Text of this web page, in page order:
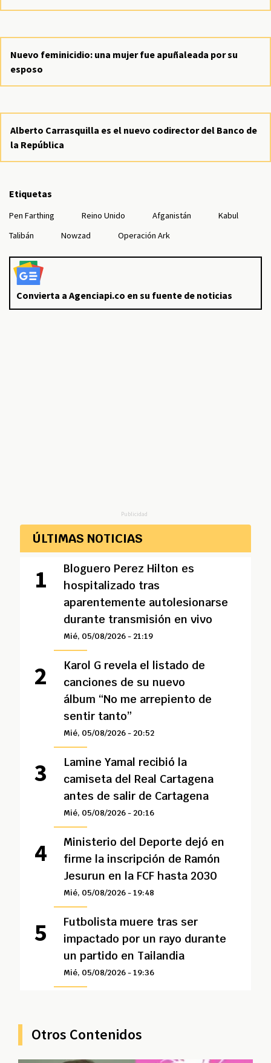
Nuevo feminicidio: una mujer fue apuñaleada por su
esposo
Alberto Carrasquilla es el nuevo codirector del Banco de
la República
Etiquetas
Pen Farthing Reino Unido Afganistán
Kabul
Talibán
Nowzad Operación Ark
Convierta a Agenciapi.co en su fuente de noticias
Publicidad
ÚLTIMAS NOTICIAS
Bloguero Perez Hilton es
hospitalizado tras
aparentemente autolesionarse
durante transmisión en vivo
Mié, 05/08/2026 - 21:19
Karol G revela el listado de
canciones de su nuevo
álbum “No me arrepiento de
sentir tanto”
Mié, 05/08/2026 - 20:52
Lamine Yamal recibió la
camiseta del Real Cartagena
antes de salir de Cartagena
Mié, 05/08/2026 - 20:16
Ministerio del Deporte dejó en
firme la inscripción de Ramón
Jesurun en la FCF hasta 2030
Mié, 05/08/2026 - 19:48
Futbolista muere tras ser
impactado por un rayo durante
un partido en Tailandia
Mié, 05/08/2026 - 19:36
Otros Contenidos